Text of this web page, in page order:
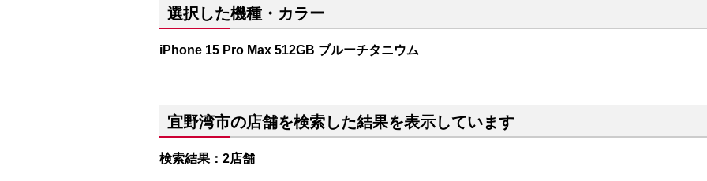
選択した機種・カラー
iPhone 15 Pro Max 512GB ブルーチタニウム
宜野湾市の店舗を検索した結果を表示しています
検索結果：2店舗